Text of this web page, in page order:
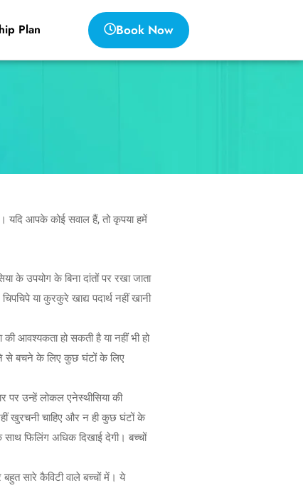
Plan Book Now
यदि आपके कोई सवाल हैं, तो कृपया हमें
के उपयोग के बिना दांतों पर रखा जाता
या कुरकुरे खाद्य पदार्थ नहीं खानी
आवश्यकता हो सकती है या नहीं भी हो
से बचने के लिए कुछ घंटों के लिए
उन्हें लोकल एनेस्थीसिया की
खुरचनी चाहिए और न ही कुछ घंटों के
फिलिंग अधिक दिखाई देगी। बच्चों
सारे कैविटी वाले बच्चों में। ये